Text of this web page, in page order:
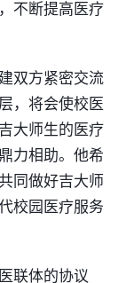
不断提高医疗
双方紧密交流
，将会使校医
大师生的医疗
力相助。他希
同做好吉大师
校园医疗服务
联体的协议